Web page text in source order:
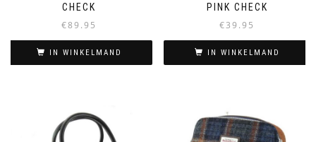
CHECK
€89.95
IN WINKELMAND
PINK CHECK
€39.95
IN WINKELMAND